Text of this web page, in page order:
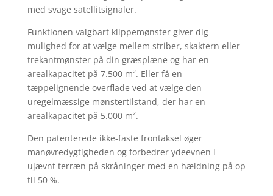
med svage satellitsignaler.
Funktionen valgbart klippemønster giver dig
mulighed for at vælge mellem striber, skaktern eller
trekantmønster på din græsplæne og har en
arealkapacitet på 7.500 m². Eller få en
tæppelignende overflade ved at vælge den
uregelmæssige mønstertilstand, der har en
arealkapacitet på 5.000 m².
Den patenterede ikke-faste frontaksel øger
manøvredygtigheden og forbedrer ydeevnen i
ujævnt terræn på skråninger med en hældning på op
til 50 %.